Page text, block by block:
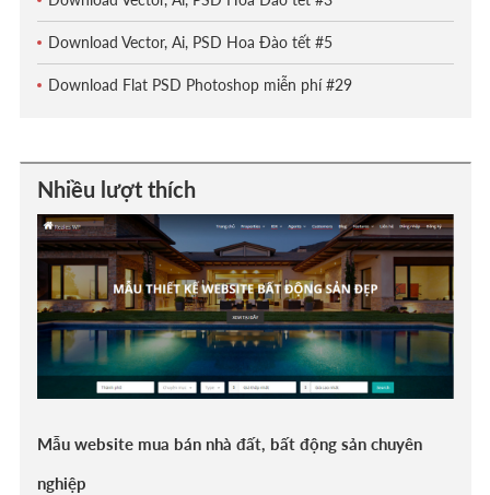
Download Vector, Ai, PSD Hoa Đào tết #5
Download Flat PSD Photoshop miễn phí #29
Nhiều lượt thích
Mẫu website mua bán nhà đất, bất động sản chuyên
nghiệp